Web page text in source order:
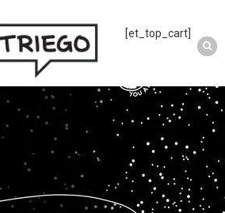
[et_top_cart]